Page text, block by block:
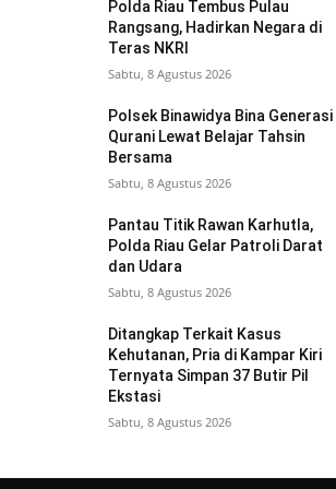
Polda Riau Tembus Pulau
Rangsang, Hadirkan Negara di
Teras NKRI
Sabtu, 8 Agustus 2026
Polsek Binawidya Bina Generasi
Qurani Lewat Belajar Tahsin
Bersama
Sabtu, 8 Agustus 2026
Pantau Titik Rawan Karhutla,
Polda Riau Gelar Patroli Darat
dan Udara
Sabtu, 8 Agustus 2026
Ditangkap Terkait Kasus
Kehutanan, Pria di Kampar Kiri
Ternyata Simpan 37 Butir Pil
Ekstasi
Sabtu, 8 Agustus 2026